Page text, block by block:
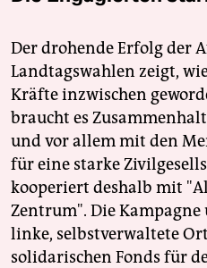
Der drohende Erfolg der
Landtagswahlen zeigt,
Kräfte inzwischen
braucht es
und vor allem mit den
für eine starke
kooperiert deshalb mit
Zentrum". Die
linke, selbstverwaltete
solidarischen Fonds für